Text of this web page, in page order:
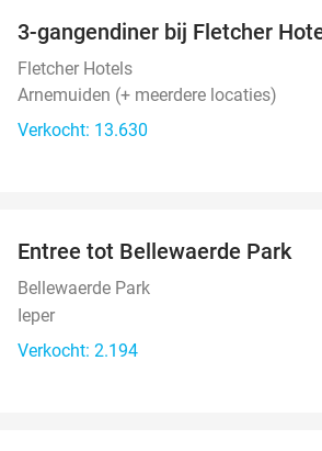
3-gangendiner bij Fletcher
Fletcher Hotels
Arnemuiden (+ meerdere locaties)
Verkocht: 13.630
Entree tot Bellewaerde Park
Bellewaerde Park
Ieper
Verkocht: 2.194